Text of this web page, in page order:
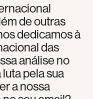
de outras
dedicamos à
das
análise no
pela sua
a nossa